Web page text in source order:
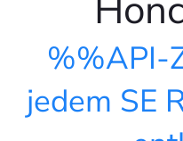
%%API-
jedem SE